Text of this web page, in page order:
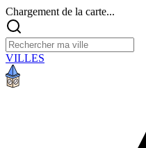
Chargement de la carte...
VILLES